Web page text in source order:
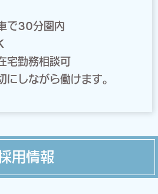
で30分圏内
宅勤務相談可
にしながら働けます。
用情報